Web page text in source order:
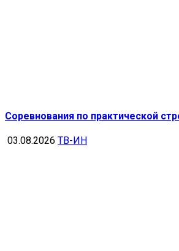
Соревнования по практической
03.08.2026 ТВ-ИН